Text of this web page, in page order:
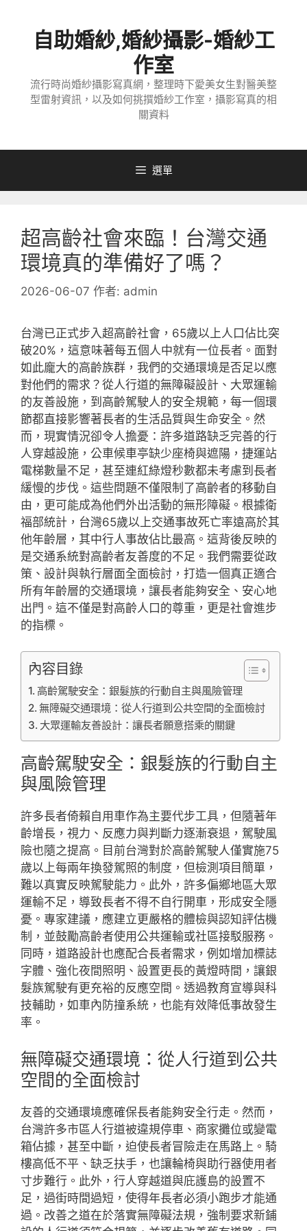
自助婚紗,婚紗攝影-婚紗工
作室
流行時尚婚紗攝影寫真網，整理時下愛美女生對醫美整
型雷射資訊，以及如何挑撰婚紗工作室，攝影寫真的相
關資料
選單
超高齡社會來臨！台灣交通
環境真的準備好了嗎？
2026-06-07 作者: admin
台灣已正式步入超高齡社會，65歲以上人口佔比突
破20%，這意味著每五個人中就有一位長者。面對
如此龐大的高齡族群，我們的交通環境是否足以應
對他們的需求？從人行道的無障礙設計、大眾運輸
的友善設施，到高齡駕駛人的安全規範，每一個環
節都直接影響著長者的生活品質與生命安全。然
而，現實情況卻令人擔憂：許多道路缺乏完善的行
人穿越設施，公車候車亭缺少座椅與遮陽，捷運站
電梯數量不足，甚至連紅綠燈秒數都未考慮到長者
緩慢的步伐。這些問題不僅限制了高齡者的移動自
由，更可能成為他們外出活動的無形障礙。根據衛
福部統計，台灣65歲以上交通事故死亡率遠高於其
他年齡層，其中行人事故佔比最高。這背後反映的
是交通系統對高齡者友善度的不足。我們需要從政
策、設計與執行層面全面檢討，打造一個真正適合
所有年齡層的交通環境，讓長者能夠安全、安心地
出門。這不僅是對高齡人口的尊重，更是社會進步
的指標。
內容目錄
高齡駕駛安全：銀髮族的行動自主與風險管理
無障礙交通環境：從人行道到公共空間的全面檢討
大眾運輸友善設計：讓長者願意搭乘的關鍵
高齡駕駛安全：銀髮族的行動自主
與風險管理
許多長者倚賴自用車作為主要代步工具，但隨著年
齡增長，視力、反應力與判斷力逐漸衰退，駕駛風
險也隨之提高。目前台灣對於高齡駕駛人僅實施75
歲以上每兩年換發駕照的制度，但檢測項目簡單，
難以真實反映駕駛能力。此外，許多偏鄉地區大眾
運輸不足，導致長者不得不自行開車，形成安全隱
憂。專家建議，應建立更嚴格的體檢與認知評估機
制，並鼓勵高齡者使用公共運輸或社區接駁服務。
同時，道路設計也應配合長者需求，例如增加標誌
字體、強化夜間照明、設置更長的黃燈時間，讓銀
髮族駕駛有更充裕的反應空間。透過教育宣導與科
技輔助，如車內防撞系統，也能有效降低事故發生
率。
無障礙交通環境：從人行道到公共
空間的全面檢討
友善的交通環境應確保長者能夠安全行走。然而，
台灣許多市區人行道被違規停車、商家攤位或變電
箱佔據，甚至中斷，迫使長者冒險走在馬路上。騎
樓高低不平、缺乏扶手，也讓輪椅與助行器使用者
寸步難行。此外，行人穿越道與庇護島的設置不
足，過街時間過短，使得年長者必須小跑步才能通
過。改善之道在於落實無障礙法規，強制要求新鋪